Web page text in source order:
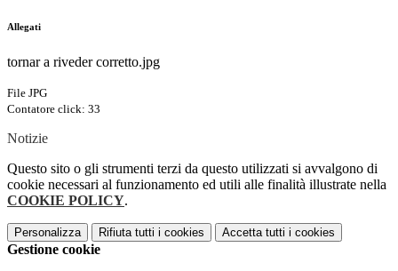
Allegati
tornar a riveder corretto.jpg
File JPG
Contatore click: 33
Notizie
Questo sito o gli strumenti terzi da questo utilizzati si avvalgono di
cookie necessari al funzionamento ed utili alle finalità illustrate nella
COOKIE POLICY.
Personalizza Rifiuta tutti i cookies Accetta tutti i cookies
Gestione cookie